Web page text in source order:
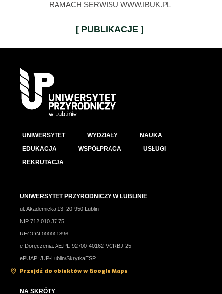
RAMACH SERWISU WWW.IBUK.PL
[ PUBLIKACJE ]
UNIWERSYTET WYDZIAŁY
NAUKA
EDUKACJA
WSPÓŁPRACA
USŁUGI
REKRUTACJA
UNIWERSYTET PRZYRODNICZY W LUBLINIE
ul. Akademicka 13, 20-950 Lublin
NIP 712 010 37 75
REGON 000001896
e-Doręczenia: AE:PL-92700-40162-VCRBJ-25
ePUAP: /UP-Lublin/SkrytkaESP
Przejdź do obiektów w Google Maps
NA SKRÓTY